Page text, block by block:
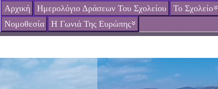
Αρχική Ημερολόγιο Δράσεων Του Σχολείου
Το Σχολείο
Νομοθεσία
Η Γωνιά Της Ευρώπης